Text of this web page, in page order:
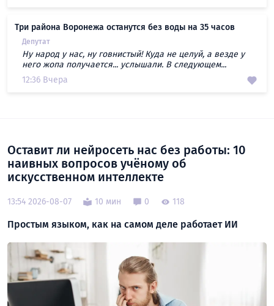
Три района Воронежа останутся без воды на 35 часов
Депутат
Ну народ у нас, ну говнистый! Куда не целуй, а везде у
него жопа получается... услышали. В следующем...
12:36 Вчера
Оставит ли нейросеть нас без работы: 10
наивных вопросов учёному об
искусственном интеллекте
13:54 2026-08-07 10 мин 0 118
Простым языком, как на самом деле работает ИИ